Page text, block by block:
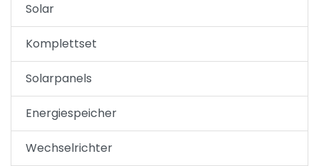
Solar
Komplettset
Solarpanels
Energiespeicher
Wechselrichter